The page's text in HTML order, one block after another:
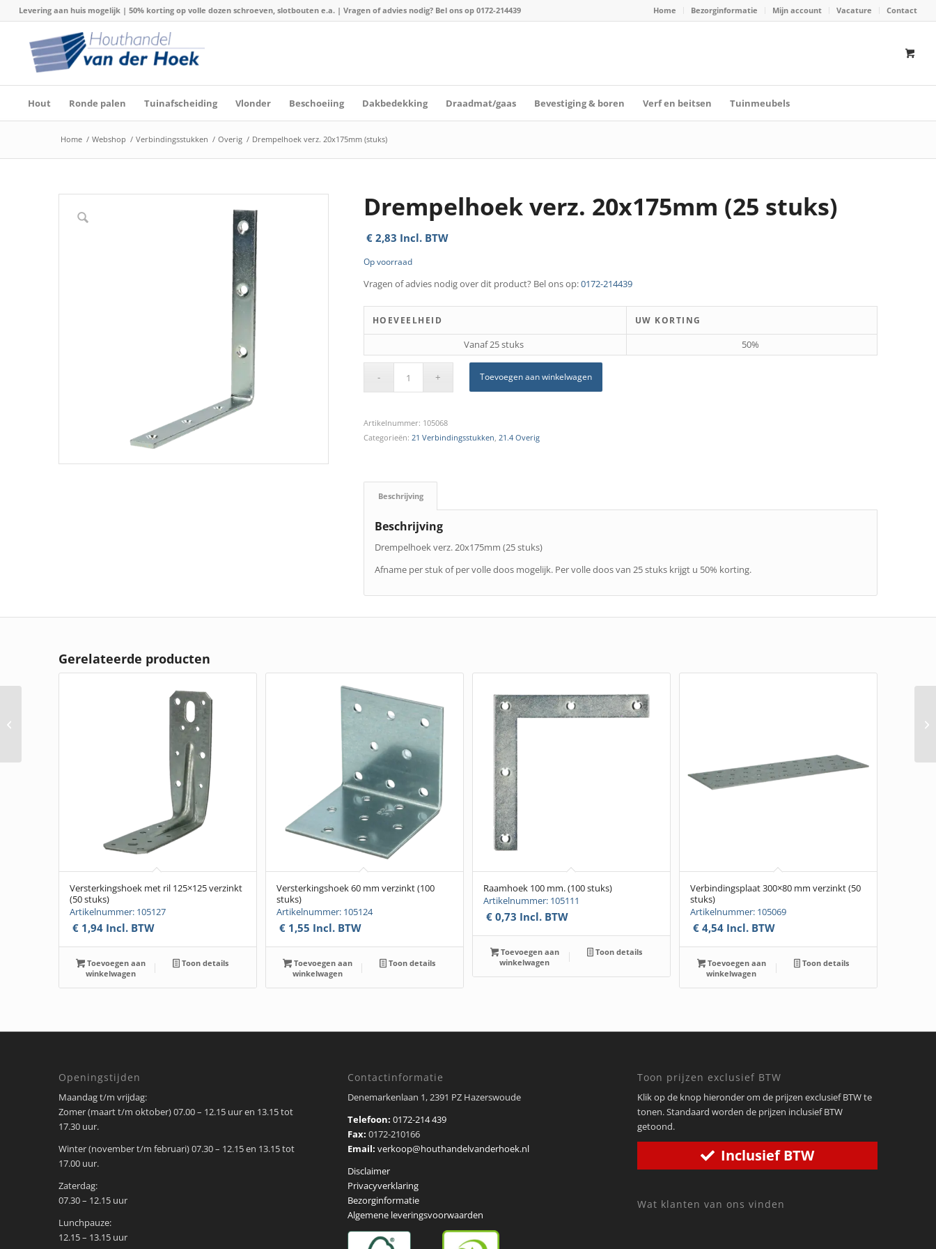
Home Bezorginformatie Mijn account Vacature Contact
Levering aan huis mogelijk | 50% korting op volle dozen schroeven, slotbouten e.a. | Vragen of advies nodig? Bel ons op 0172-214439
Hout Ronde palen Tuinafscheiding Vlonder Beschoeiing Dakbedekking Draadmat/gaas Bevestiging & boren Verf en beitsen Tuinmeubels
Home / Webshop / Verbindingsstukken / Overig / Drempelhoek verz. 20x175mm (stuks)
Drempelhoek verz. 20x175mm (25 stuks)
€2,83 Incl. BTW
Op voorraad
Vragen of advies nodig over dit product? Bel ons op:0172-214439
HOEVEELHEID UW KORTING
Vanaf 25 stuks 50%
Toevoegen aan winkelwagen
Artikelnummer: 105068
Categorieën: 21 Verbindingsstukken, 21.4 Overig
Beschrijving
Beschrijving
Drempelhoek verz. 20x175mm (25 stuks)
Afname per stuk of per volle doos mogelijk. Per volle doos van 25 stuks krijgt u 50% korting.
Gerelateerde producten
Versterkingshoek met ril 125×125 verzinkt
(50 stuks)
Artikelnummer: 105127
€1,94Incl. BTW
Toevoegen aan
winkelwagen
Toon details
Versterkingshoek 60 mm verzinkt (100
stuks)
Artikelnummer: 105124
€1,55 Incl. BTW
Toevoegen aan
winkelwagen
Toon details
Raamhoek 100 mm. (100 stuks)
Artikelnummer: 105111
€0,73 Incl. BTW
Toevoegen aan
winkelwagen
Toon details
Verbindingsplaat 300×80 mm verzinkt (50
stuks)
Artikelnummer: 105069
€4,54Incl. BTW
Toevoegen aan
winkelwagen
Toon details
Openingstijden
Maandag t/m vrijdag:
Zomer (maart t/m oktober) 07.00 – 12.15 uur en 13.15 tot
17.30 uur.
Winter (november t/m februari) 07.30 – 12.15 en 13.15 tot
17.00 uur.
Zaterdag:
07.30 – 12.15 uur
Lunchpauze:
12.15 – 13.15 uur
Contactinformatie
Denemarkenlaan 1, 2391 PZ Hazerswoude
Telefoon:0172-214 439
Fax:0172-210166
Email: verkoop@houthandelvanderhoek.nl
Disclaimer
Privacyverklaring
Bezorginformatie
Algemene leveringsvoorwaarden
Toon prijzen exclusief BTW
Klik op de knop hieronder om de prijzen exclusief BTW te
tonen. Standaard worden de prijzen inclusief BTW
getoond.
Inclusief BTW
Wat klanten van ons vinden